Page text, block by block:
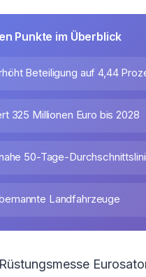
Punkte im Überblick
Beteiligung auf 4,44
325 Millionen Euro bis 2028
50-Tage-
Landfahrzeuge